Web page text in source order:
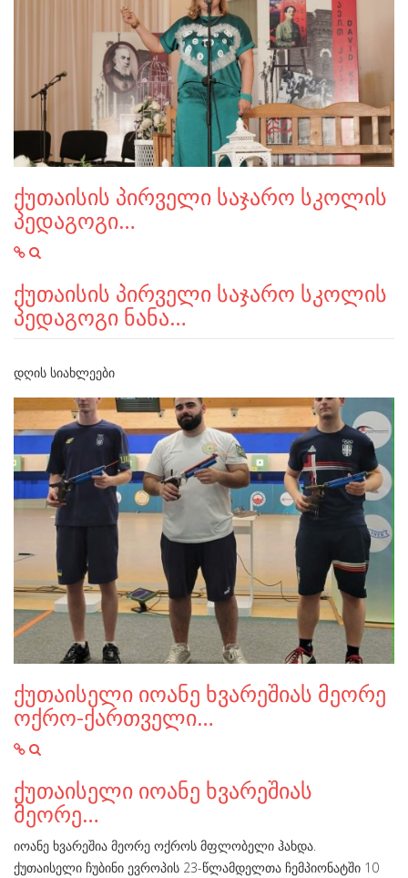
ქუთაისის პირველი საჯარო სკოლის
პედაგოგი…
ქუთაისის პირველი საჯარო სკოლის
პედაგოგი ნანა…
ᲓᲦᲘᲡ ᲡᲘᲐᲮᲚᲔᲔᲑᲘ
ქუთაისელი იოანე ხვარეშიას მეორე
ოქრო-ქართველი…
ქუთაისელი იოანე ხვარეშიას
მეორე…
იოანე ხვარეშია მეორე ოქროს მფლობელი ჰახდა.
ქუთაისელი ჩუბინი ევროპის 23-წლამდელთა ჩემპიონატში 10